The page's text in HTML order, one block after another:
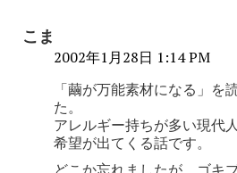
こま
2002年1月28日 1:14 PM
「繭が万能素材になる」を
た。
アレルギー持ちが多い現代
希望が出てくる話です。